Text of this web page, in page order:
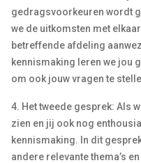
gedragsvoorkeuren wordt
we de uitkomsten met
betreffende afdeling
kennismaking leren we jou
om ook jouw vragen te
4. Het tweede gesprek: Als
zien en jij ook nog
kennismaking. In dit
andere relevante thema’s